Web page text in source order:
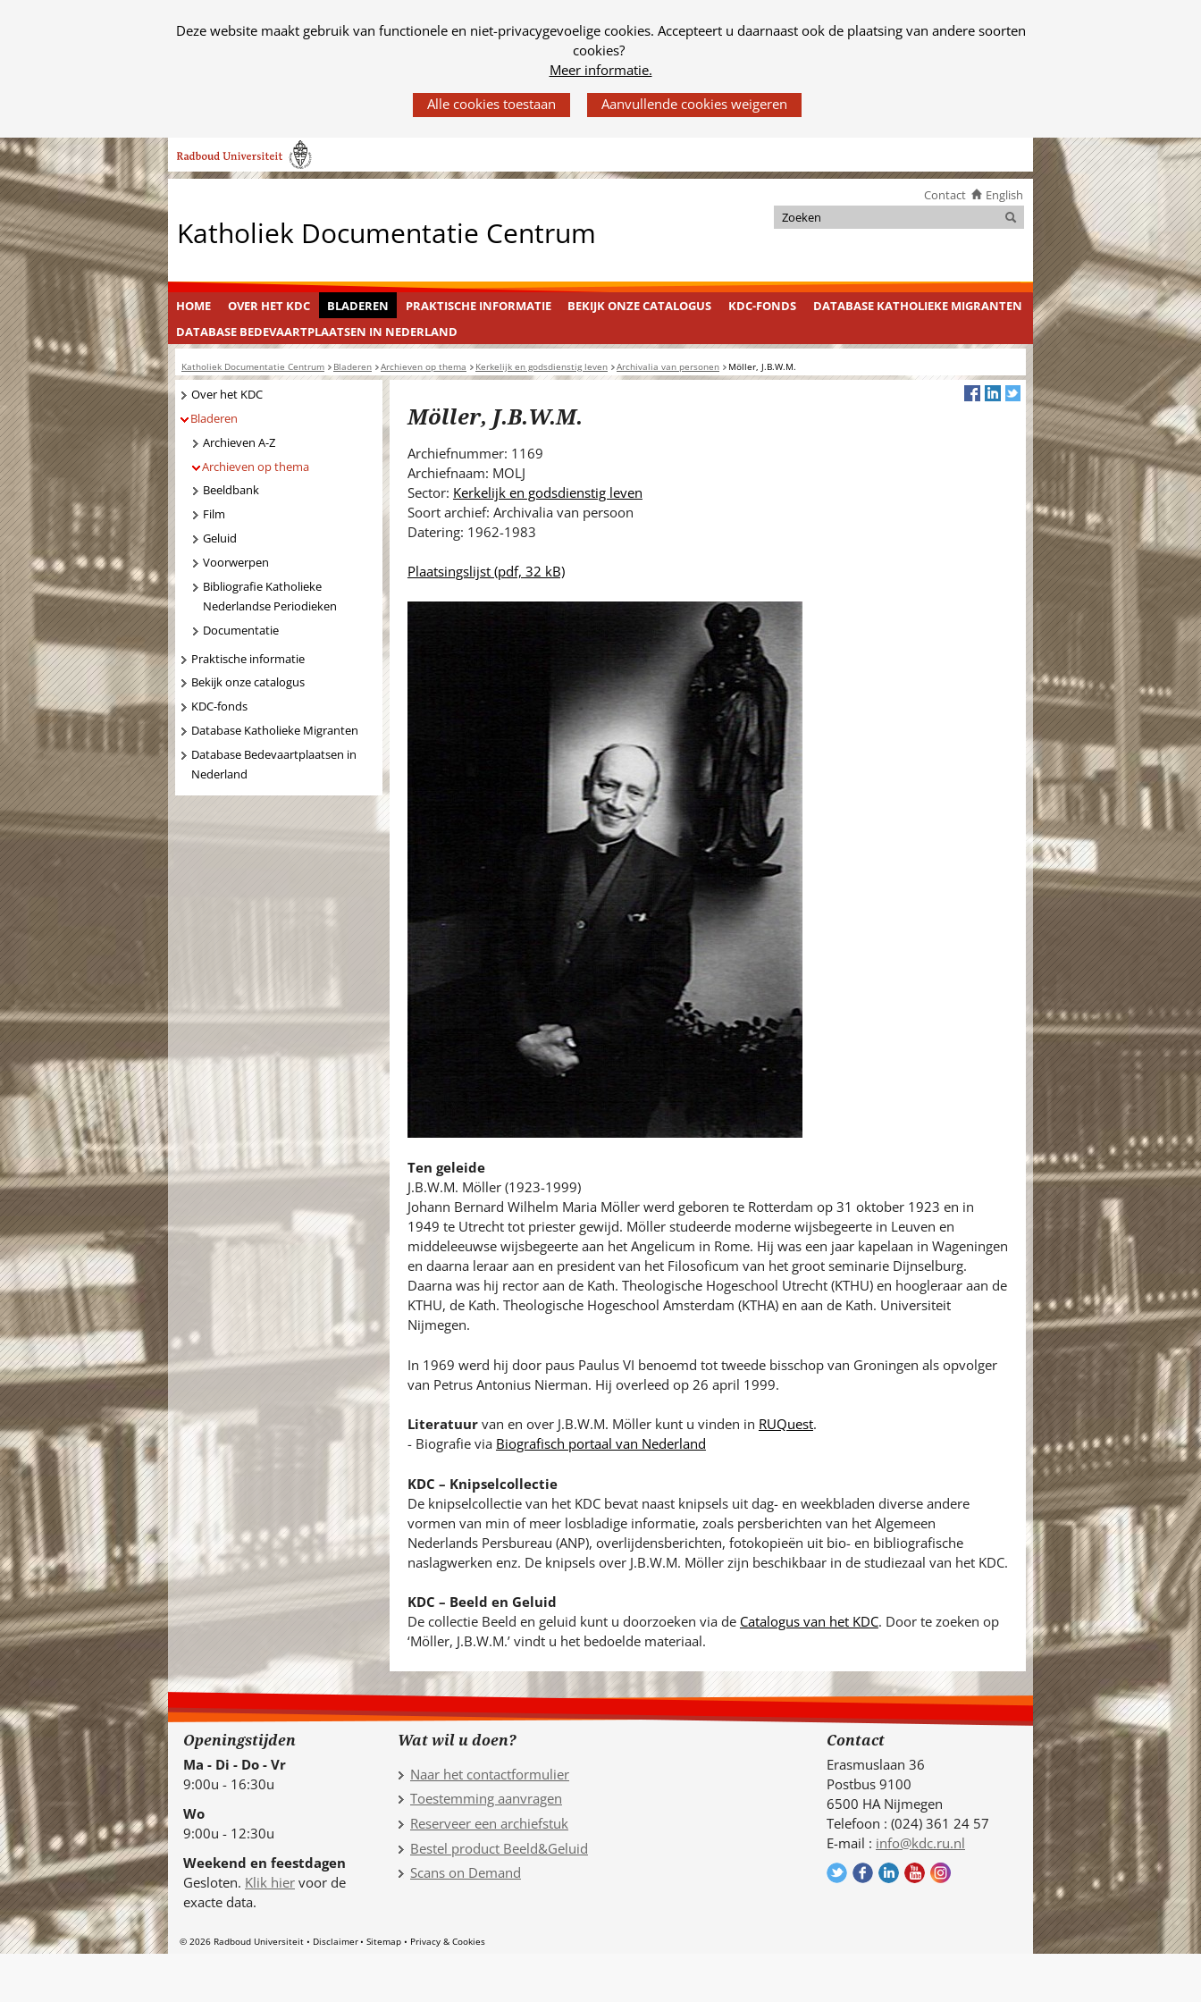
Cookies
Deze website maakt gebruik van functionele en niet-privacygevoelige cookies. Accepteert u daarnaast ook de plaatsing van andere soorten
cookies?
Meer informatie.
gebruik
van
op
deze
worden
toegestaan
geweigerd.
Ga
naar
de
inhoud
Katholiek Documentatie Centrum
Contact English
k
i
d
e
.
.
Zoeken
Zoeken
HOME OVER HET KDC BLADEREN PRAKTISCHE INFORMATIE BEKIJK ONZE CATALOGUS KDC-FONDS
DATABASE KATHOLIEKE MIGRANTEN
DATABASE BEDEVAARTPLAATSEN IN NEDERLAND
Katholiek Documentatie Centrum Bladeren Archieven op thema Kerkelijk en godsdienstig leven Archivalia van personen Möller, J.B.W.M.
Möller, J.B.W.M.
Archiefnummer: 1169
Archiefnaam: MOLJ
Sector: Kerkelijk en godsdienstig leven
Soort archief: Archivalia van persoon
Datering: 1962-1983
Plaatsingslijst(pdf, 32 kB)
Ten geleide
J.B.W.M. Möller (1923-1999)
Johann Bernard Wilhelm Maria Möller werd geboren te Rotterdam op 31 oktober 1923 en in
1949 te Utrecht tot priester gewijd. Möller studeerde moderne wijsbegeerte in Leuven en
middeleeuwse wijsbegeerte aan het Angelicum in Rome. Hij was een jaar kapelaan in Wageningen
en daarna leraar aan en president van het Filosoficum van het groot seminarie Dijnselburg.
Daarna was hij rector aan de Kath. Theologische Hogeschool Utrecht (KTHU) en hoogleraar aan de
KTHU, de Kath. Theologische Hogeschool Amsterdam (KTHA) en aan de Kath. Universiteit
Nijmegen.
In 1969 werd hij door paus Paulus VI benoemd tot tweede bisschop van Groningen als opvolger
van Petrus Antonius Nierman. Hij overleed op 26 april 1999.
Literatuurvan en over J.B.W.M. Möller kunt u vinden in RUQuest.
- Biografie via Biografisch portaal van Nederland
KDC – Knipselcollectie
De knipselcollectie van het KDC bevat naast knipsels uit dag- en weekbladen diverse andere
vormen van min of meer losbladige informatie, zoals persberichten van het Algemeen
Nederlands Persbureau (ANP), overlijdensberichten, fotokopieën uit bio- en bibliografische
naslagwerken enz. De knipsels over J.B.W.M. Möller zijn beschikbaar in de studiezaal van het KDC.
KDC – Beeld en Geluid
De collectie Beeld en geluid kunt u doorzoeken via de Catalogus van het KDC. Door te zoeken op
‘Möller, J.B.W.M.’ vindt u het bedoelde materiaal.
Navigatie
Over het KDC
Bladeren
Archieven A-Z
Archieven op thema
Beeldbank
Film
Geluid
Voorwerpen
Bibliografie Katholieke
Nederlandse Periodieken
Documentatie
Praktische informatie
Bekijk onze catalogus
KDC-fonds
Database Katholieke Migranten
Database Bedevaartplaatsen in
Nederland
Openingstijden
Ma - Di - Do - Vr
9:00u - 16:30u
Wo
9:00u - 12:30u
Weekend en feestdagen
Gesloten. Klik hier voor de
exacte data.
Wat wil u doen?
Naar het contactformulier
Toestemming aanvragen
Reserveer een archiefstuk
Bestel product Beeld&Geluid
Scans on Demand
Contact
Erasmuslaan 36
Postbus 9100
6500 HA Nijmegen
Telefoon : (024) 361 24 57
E-mail : info@kdc.ru.nl
© 2026 Radboud Universiteit Disclaimer Sitemap Privacy & Cookies